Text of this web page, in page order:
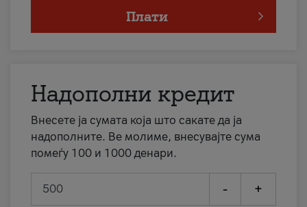
Плати
Надополни кредит
Внесете ја сумата која што сакате да ја
надополните. Ве молиме, внесувајте сума
помеѓу 100 и 1000 денари.
- +